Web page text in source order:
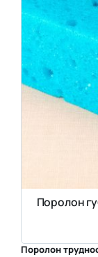
Поролон
Поролон